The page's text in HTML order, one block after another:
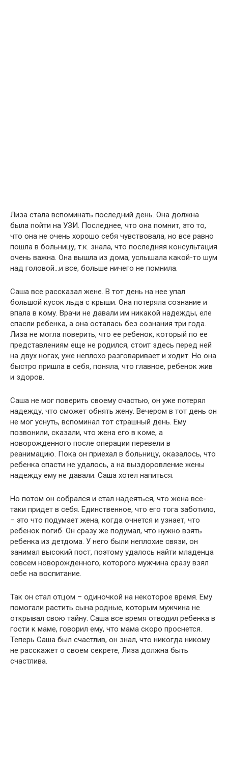
Лиза стала вспоминать последний день. Она должна
была пойти на УЗИ. Последнее, что она помнит, это то,
что она не очень хорошо себя чувствовала, но все равно
пошла в больницу, т.к. знала, что последняя консультация
очень важна. Она вышла из дома, услышала какой-то шум
над головой…и все, больше ничего не помнила.
Саша все рассказал жене. В тот день на нее упал
большой кусок льда с крыши. Она потеряла сознание и
впала в кому. Врачи не давали им никакой надежды, еле
спасли ребенка, а она осталась без сознания три года.
Лиза не могла поверить, что ее ребенок, который по ее
представлениям еще не родился, стоит здесь перед ней
на двух ногах, уже неплохо разговаривает и ходит. Но она
быстро пришла в себя, поняла, что главное, ребенок жив
и здоров.
Саша не мог поверить своему счастью, он уже потерял
надежду, что сможет обнять жену. Вечером в тот день он
не мог уснуть, вспоминал тот страшный день. Ему
позвонили, сказали, что жена его в коме, а
новорожденного после операции перевели в
реанимацию. Пока он приехал в больницу, оказалось, что
ребенка спасти не удалось, а на выздоровление жены
надежду ему не давали. Саша хотел напиться.
Но потом он собрался и стал надеяться, что жена все-
таки придет в себя. Единственное, что его тога заботило,
– это что подумает жена, когда очнется и узнает, что
ребенок погиб. Он сразу же подумал, что нужно взять
ребенка из детдома. У него были неплохие связи, он
занимал высокий пост, поэтому удалось найти младенца
совсем новорожденного, которого мужчина сразу взял
себе на воспитание.
Так он стал отцом – одиночкой на некоторое время. Ему
помогали растить сына родные, которым мужчина не
открывал свою тайну. Саша все время отводил ребенка в
гости к маме, говорил ему, что мама скоро проснется.
Теперь Саша был счастлив, он знал, что никогда никому
не расскажет о своем секрете, Лиза должна быть
счастлива.